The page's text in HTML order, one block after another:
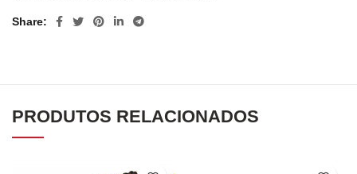
Share
PRODUTOS RELACIONADOS